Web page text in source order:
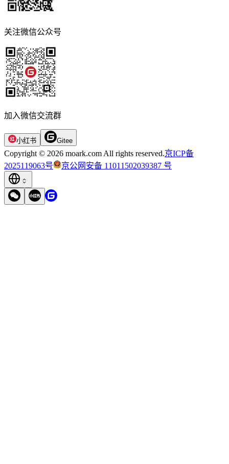
关注微信公众号
加入微信交流群
小红书 Gitee
Copyright © 2026 moark.com All rights reserved.京ICP备
2025119063号
京公网安备 11011502039387 号